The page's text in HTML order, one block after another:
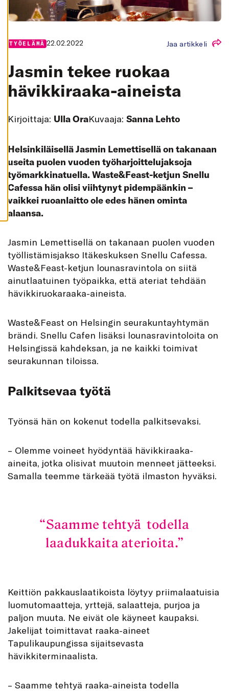
A
I
I
Ä
K
Y
I
Ä
S
T
E
E
T
TYÖELÄMÄ 22.02.2022 Jaa artikkeli
Jasmin tekee ruokaa
hävikkiraaka-aineista
Kirjoittaja: Ulla OraKuvaaja: Sanna Lehto
Helsinkiläisellä Jasmin Lemettisellä on takanaan
useita puolen vuoden työharjoittelujaksoja
työmarkkinatuella. Waste&Feast-ketjun Snellu
Cafessa hän olisi viihtynyt pidempäänkin –
vaikkei ruoanlaitto ole edes hänen ominta
alaansa.
Jasmin Lemettisellä on takanaan puolen vuoden
työllistämisjakso Itäkes­kuk­sen Snellu Cafessa.
Waste&Feast-ketjun lounasravintola on siitä
ainutlaatuinen työpaikka, että ateriat tehdään
hävikkiruokaraaka-aineista.
Waste&Feast on Helsingin seurakuntayhtymän
brändi. Snellu Cafen lisäksi lounasravintoloita on
Helsingissä kahdeksan, ja ne kaikki toimivat
seurakunnan tiloissa.
Palkitsevaa työtä
Työnsä hän on kokenut todella palkitsevaksi.
– Olemme voineet hyödyntää hävikki­raaka-
aineita, jotka olisivat muutoin menneet jätteeksi.
Samalla teemme tärkeää työtä ilmaston hyväksi.
Saamme tehtyä todella
laadukkaita aterioita.
Keittiön pakkauslaatikoista löytyy priimalaatuisia
luomutomaatteja, yrttejä, salaatteja, purjoa ja
paljon muuta. Ne eivät ole käyneet kaupaksi.
Jakelijat toimittavat raaka-aineet
Tapulikaupungissa sijaitsevasta
hävikkiterminaalista.
– Saamme tehtyä raaka-aineista todella